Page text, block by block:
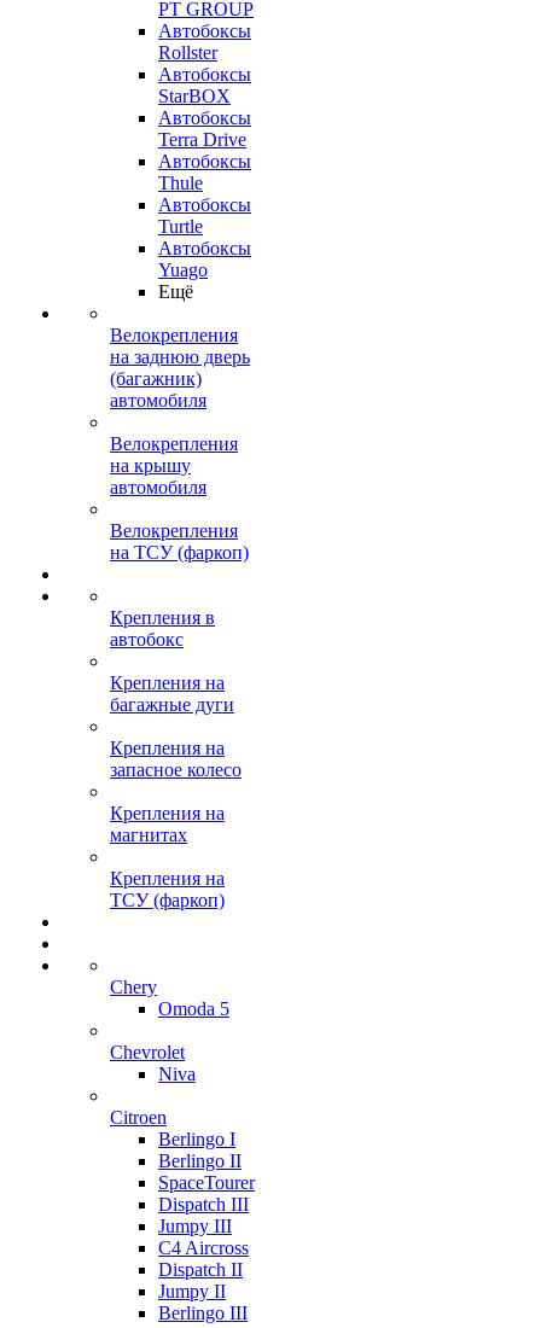
PT GROUP
Автобоксы
Rollster
Автобоксы
StarBOX
Автобоксы
Terra Drive
Автобоксы
Thule
Автобоксы
Turtle
Автобоксы
Yuago
Ещё
Велокрепления
на заднюю дверь
(багажник)
автомобиля
Велокрепления
на крышу
автомобиля
Велокрепления
на ТСУ (фаркоп)
Крепления в
автобокс
Крепления на
багажные дуги
Крепления на
запасное колесо
Крепления на
магнитах
Крепления на
ТСУ (фаркоп)
Chery
Omoda 5
Chevrolet
Niva
Citroen
Berlingo I
Berlingo II
SpaceTourer
Dispatch III
Jumpy III
C4 Aircross
Dispatch II
Jumpy II
Berlingo III